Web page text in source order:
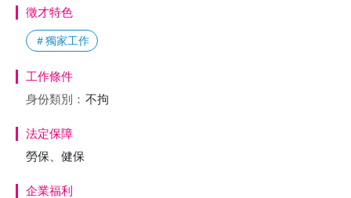
徵才特色
＃獨家工作
工作條件
身份類別： 不拘
法定保障
勞保、健保
企業福利